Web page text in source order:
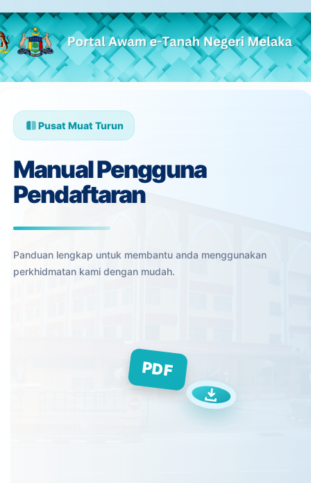
Skip to Main Content
Pusat Muat Turun
Manual Pengguna
Pendaftaran
Panduan lengkap untuk membantu anda menggunakan
perkhidmatan kami dengan mudah.
PDF